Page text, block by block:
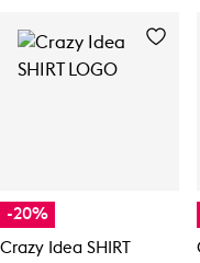
-20%
Crazy Idea SHIRT